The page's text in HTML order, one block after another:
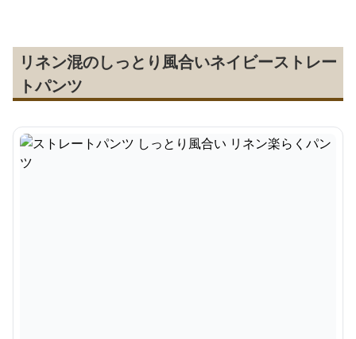
リネン混のしっとり風合いネイビーストレー
トパンツ